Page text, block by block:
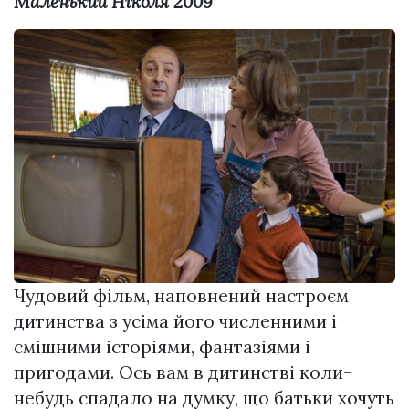
Чудовий фільм, наповнений настроєм
дитинства з усіма його численними і
смішними історіями, фантазіями і
пригодами. Ось вам в дитинстві коли-
небудь спадало на думку, що батьки хочуть